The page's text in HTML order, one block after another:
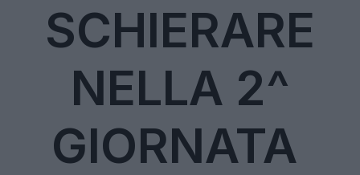
SCHIERARE
NELLA 2^
GIORNATA